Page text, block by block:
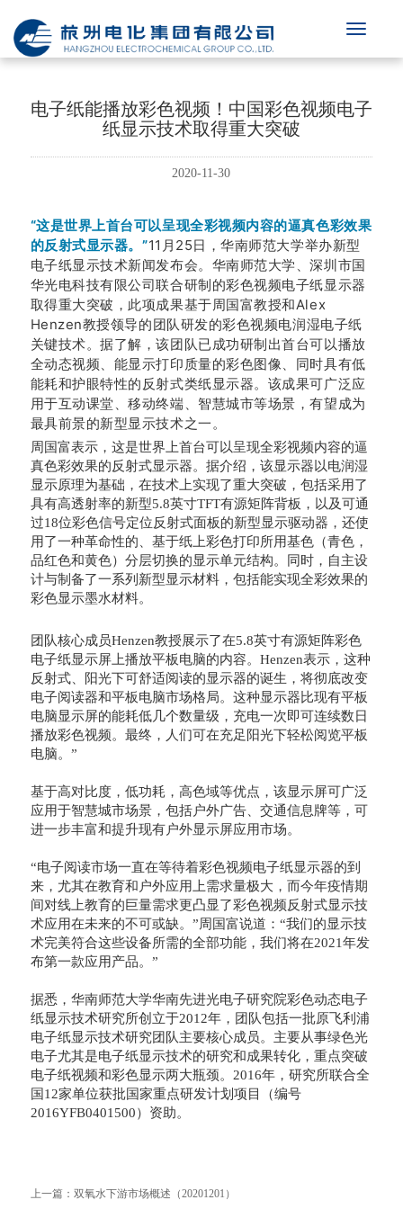
电子纸能播放彩色视频！中国彩色视频电子
纸显示技术取得重大突破
2020-11-30
“这是世界上首台可以呈现全彩视频内容的逼真色彩效果
的反射式显示器。”11月25日，华南师范大学举办新型
电子纸显示技术新闻发布会。华南师范大学、深圳市国
华光电科技有限公司联合研制的彩色视频电子纸显示器
取得重大突破，此项成果基于周国富教授和Alex
Henzen教授领导的团队研发的彩色视频电润湿电子纸
关键技术。据了解，该团队已成功研制出首台可以播放
全动态视频、能显示打印质量的彩色图像、同时具有低
能耗和护眼特性的反射式类纸显示器。该成果可广泛应
用于互动课堂、移动终端、智慧城市等场景，有望成为
最具前景的新型显示技术之一。
周国富表示，这是世界上首台可以呈现全彩视频内容的逼
真色彩效果的反射式显示器。据介绍，该显示器以电润湿
显示原理为基础，在技术上实现了重大突破，包括采用了
具有高透射率的新型5.8英寸TFT有源矩阵背板，以及可通
过18位彩色信号定位反射式面板的新型显示驱动器，还使
用了一种革命性的、基于纸上彩色打印所用基色（青色，
品红色和黄色）分层切换的显示单元结构。同时，自主设
计与制备了一系列新型显示材料，包括能实现全彩效果的
彩色显示墨水材料。
团队核心成员Henzen教授展示了在5.8英寸有源矩阵彩色
电子纸显示屏上播放平板电脑的内容。Henzen表示，这种
反射式、阳光下可舒适阅读的显示器的诞生，将彻底改变
电子阅读器和平板电脑市场格局。这种显示器比现有平板
电脑显示屏的能耗低几个数量级，充电一次即可连续数日
播放彩色视频。最终，人们可在充足阳光下轻松阅览平板
电脑。”
基于高对比度，低功耗，高色域等优点，该显示屏可广泛
应用于智慧城市场景，包括户外广告、交通信息牌等，可
进一步丰富和提升现有户外显示屏应用市场。
“电子阅读市场一直在等待着彩色视频电子纸显示器的到
来，尤其在教育和户外应用上需求量极大，而今年疫情期
间对线上教育的巨量需求更凸显了彩色视频反射式显示技
术应用在未来的不可或缺。”周国富说道：“我们的显示技
术完美符合这些设备所需的全部功能，我们将在2021年发
布第一款应用产品。”
据悉，华南师范大学华南先进光电子研究院彩色动态电子
纸显示技术研究所创立于2012年，团队包括一批原飞利浦
电子纸显示技术研究团队主要核心成员。主要从事绿色光
电子尤其是电子纸显示技术的研究和成果转化，重点突破
电子纸视频和彩色显示两大瓶颈。2016年，研究所联合全
国12家单位获批国家重点研发计划项目（编号
2016YFB0401500）资助。
上一篇： 双氧水下游市场概述（20201201）